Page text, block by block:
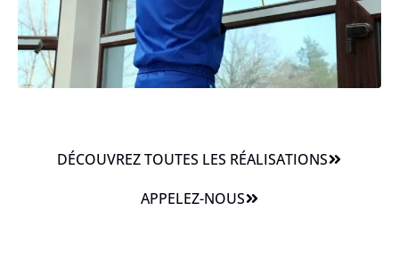
DÉCOUVREZ TOUTES LES RÉALISATIONS
APPELEZ-NOUS